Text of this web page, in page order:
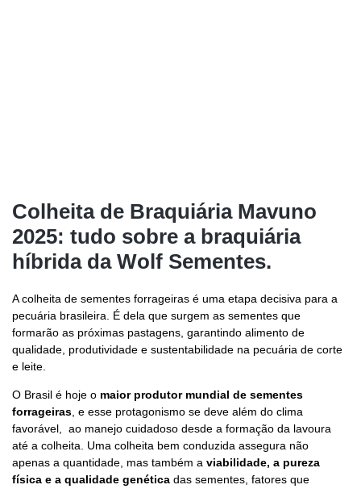
Colheita de Braquiária Mavuno
2025: tudo sobre a braquiária
híbrida da Wolf Sementes.
A colheita de sementes forrageiras é uma etapa decisiva para a
pecuária brasileira. É dela que surgem as sementes que
formarão as próximas pastagens, garantindo alimento de
qualidade, produtividade e sustentabilidade na pecuária de corte
e leite.
O Brasil é hoje o maior produtor mundial de sementes
forrageiras, e esse protagonismo se deve além do clima
favorável, ao manejo cuidadoso desde a formação da lavoura
até a colheita. Uma colheita bem conduzida assegura não
apenas a quantidade, mas também a viabilidade, a pureza
física e a qualidade genética das sementes, fatores que